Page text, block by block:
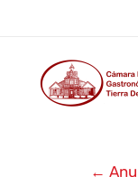
contenido
←